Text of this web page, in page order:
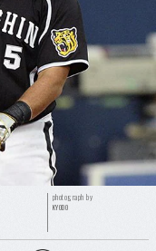
photograph by
KYODO